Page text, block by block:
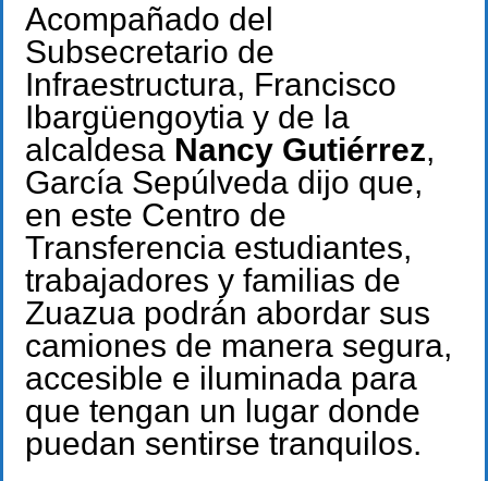
Acompañado del
Subsecretario de
Infraestructura, Francisco
Ibargüengoytia y de la
alcaldesa Nancy Gutiérrez,
García Sepúlveda dijo que,
en este Centro de
Transferencia estudiantes,
trabajadores y familias de
Zuazua podrán abordar sus
camiones de manera segura,
accesible e iluminada para
que tengan un lugar donde
puedan sentirse tranquilos.